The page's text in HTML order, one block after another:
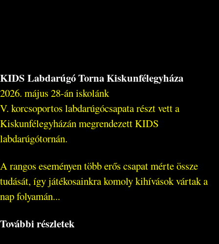
KIDS Labdarúgó Torna Kiskunfélegyháza
2026. május 28-án iskolánk
V. korcsoportos labdarúgócsapata részt vett a
Kiskunfélegyházán megrendezett KIDS
labdarúgótornán.
A rangos eseményen több erős csapat mérte össze
tudását, így játékosainkra komoly kihívások vártak a
nap folyamán...
További részletek